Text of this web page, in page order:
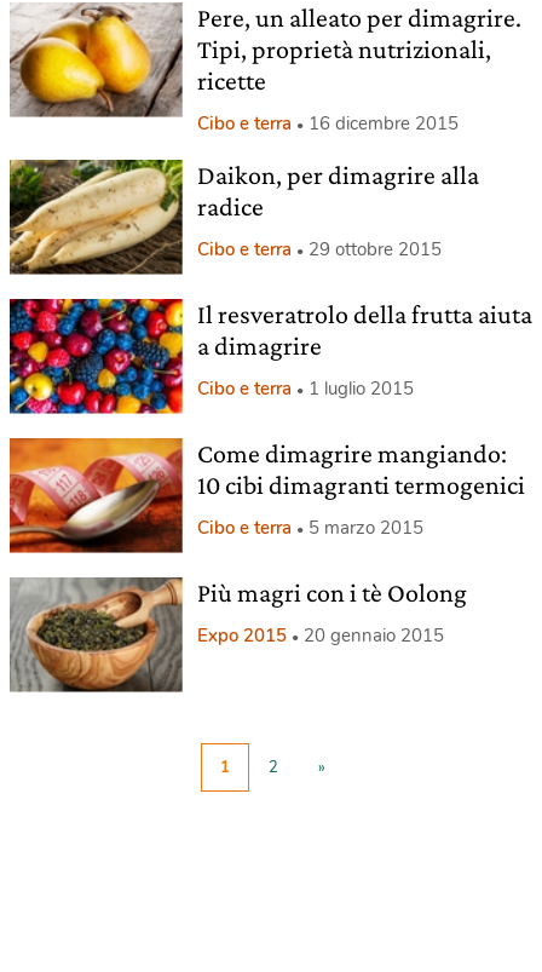
Pere, un alleato per dimagrire.
Tipi, proprietà nutrizionali,
ricette
Cibo e terra 16 dicembre 2015
Daikon, per dimagrire alla
radice
Cibo e terra 29 ottobre 2015
Il resveratrolo della frutta aiuta
a dimagrire
Cibo e terra 1 luglio 2015
Come dimagrire mangiando:
10 cibi dimagranti termogenici
Cibo e terra 5 marzo 2015
Più magri con i tè Oolong
Expo 2015 20 gennaio 2015
1 2 »